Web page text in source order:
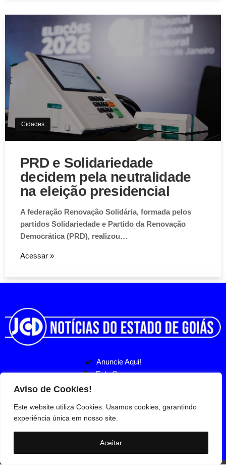
Aviso de Cookies!
Este website utiliza Cookies. Usamos cookies, garantindo
experiência única em nosso site.
Cidades
PRD e Solidariedade
decidem pela neutralidade
na eleição presidencial
A federação Renovação Solidária, formada pelos
partidos Solidariedade e Partido da Renovação
Democrática (PRD), realizou…
Acessar »
Anuncie Aqui!
Fale Conosco
Politicas de Privacidade